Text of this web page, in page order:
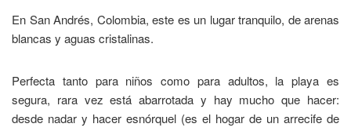
En San Andrés, Colombia, este es un lugar tranquilo, de arenas
blancas y aguas cristalinas.
Perfecta tanto para niños como para adultos, la playa es
segura, rara vez está abarrotada y hay mucho que hacer:
desde nadar y hacer esnórquel (es el hogar de un arrecife de